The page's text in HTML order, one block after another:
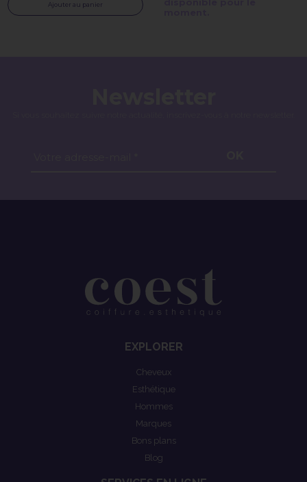
Ajouter au panier
EXPLORER
Cheveux
Esthétique
Hommes
Marques
Bons plans
Blog